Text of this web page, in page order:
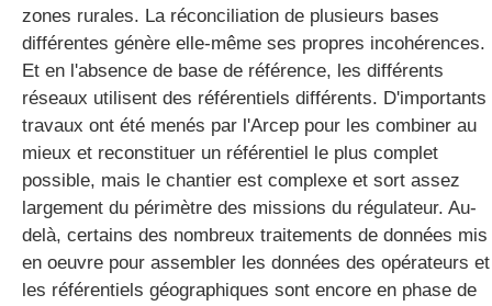
zones rurales. La réconciliation de plusieurs bases
différentes génère elle-même ses propres incohérences.
Et en l'absence de base de référence, les différents
réseaux utilisent des référentiels différents. D'importants
travaux ont été menés par l'Arcep pour les combiner au
mieux et reconstituer un référentiel le plus complet
possible, mais le chantier est complexe et sort assez
largement du périmètre des missions du régulateur. Au-
delà, certains des nombreux traitements de données mis
en oeuvre pour assembler les données des opérateurs et
les référentiels géographiques sont encore en phase de